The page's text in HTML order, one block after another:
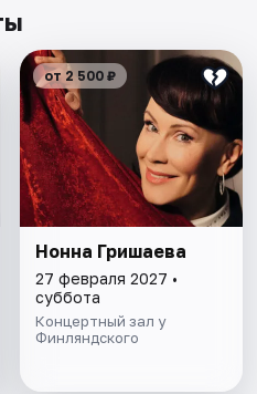
от 2 500 ₽
Нонна Гришаева
27 февраля 2027 •
суббота
Концертный зал у
Финляндского